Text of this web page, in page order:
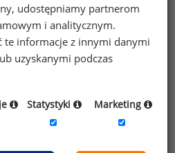
7%
udostępniamy partnerom
i analitycznym.
te informacje z innymi danymi
uzyskanymi podczas
Statystyki Marketing